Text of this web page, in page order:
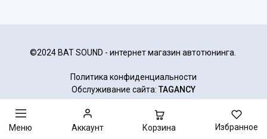
©2024 BAT SOUND - интернет магазин автотюнинга.
Политика конфиденциальности
Обслуживание сайта: TAGANCY
Меню Аккаунт Корзина Избранное